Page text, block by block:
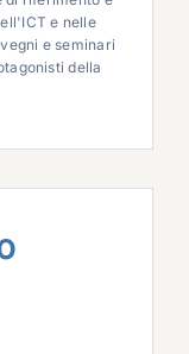
e nelle
e seminari
della